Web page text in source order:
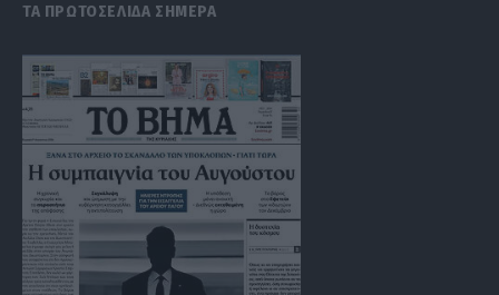
ΤΑ ΠΡΩΤΟΣΕΛΙΔΑ ΣΗΜΕΡΑ